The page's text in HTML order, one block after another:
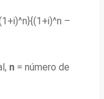
–
n = número de